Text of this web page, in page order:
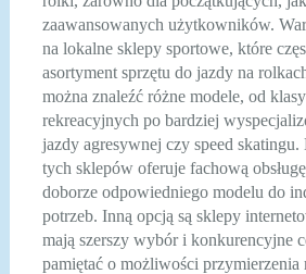
zaawansowanych użytkowników.
na lokalne sklepy sportowe, które
asortyment sprzętu do jazdy na
można znaleźć różne modele, od
rekreacyjnych po bardziej
jazdy agresywnej czy speed
tych sklepów oferuje fachową
doborze odpowiedniego modelu do
potrzeb. Inną opcją są sklepy
mają szerszy wybór i konkurencyjne
pamiętać o możliwości przymierzenia